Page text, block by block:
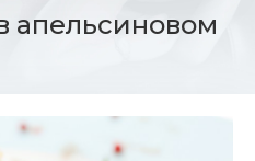
апельсиновом